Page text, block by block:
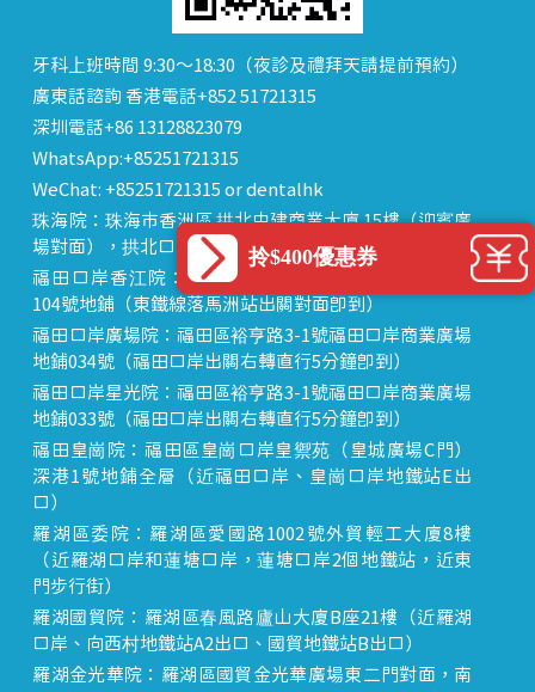
牙科上班時間 9:30～18:30（夜診及禮拜天請提前預約）
廣東話諮詢 香港電話+852 51721315
深圳電話+86 13128823079
WhatsApp:+85251721315
WeChat: +85251721315 or dentalhk
珠海院：珠海市香洲區 拱北中建商業大廈 15樓（迎賓廣
場對面），拱北口岸步行8分鐘直達
福田口岸香江院：福田區福田口岸正對面，海悅華城
104號地鋪（東鐵線落馬洲站出關對面即到）
福田口岸廣場院：福田區裕亨路3-1號福田口岸商業廣場
地鋪034號（福田口岸出關右轉直行5分鐘即到）
福田口岸星光院：福田區裕亨路3-1號福田口岸商業廣場
地鋪033號（福田口岸出關右轉直行5分鐘即到）
福田皇崗院：福田區皇崗口岸皇禦苑（皇城廣場C門）
深港1號地鋪全層（近福田口岸、皇崗口岸地鐵站E出
口）
羅湖區委院：羅湖區愛國路1002號外貿輕工大廈8樓
（近羅湖口岸和蓮塘口岸，蓮塘口岸2個地鐵站，近東
門步行街）
羅湖國貿院：羅湖區春風路廬山大廈B座21樓（近羅湖
口岸、向西村地鐵站A2出口、國貿地鐵站B出口）
羅湖金光華院：羅湖區國貿金光華廣場東二門對面，南
拎$400優惠券